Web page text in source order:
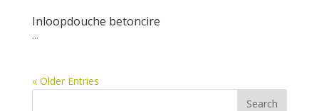
Inloopdouche betoncire
...
« Older Entries